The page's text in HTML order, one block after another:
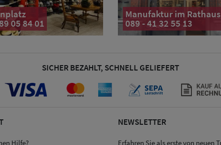
05 84 01
Manufaktur im Rathaus
089 - 41 32 55 13
SICHER BEZAHLT, SCHNELL GELIEFERT
Hilfe?
NEWSLETTER
Erfahren Sie als erste von neuen